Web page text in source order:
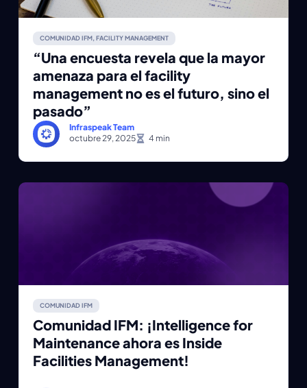
COMUNIDAD IFM, FACILITY MANAGEMENT
“Una encuesta revela que la mayor
amenaza para el facility
management no es el futuro, sino el
pasado”
Infraspeak Team
octubre 29, 2025
COMUNIDAD IFM
Comunidad IFM: ¡Intelligence for
Maintenance ahora es Inside
Facilities Management!